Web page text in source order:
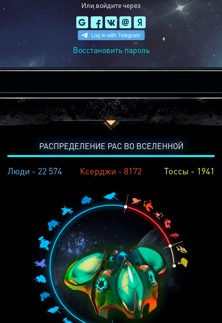
Или войдите через
Восстановить пароль
РАСПРЕДЕЛЕНИЕ РАС ВО ВСЕЛЕННОЙ
Люди - 22 574 Ксерджи - 8172 Тоссы - 1941